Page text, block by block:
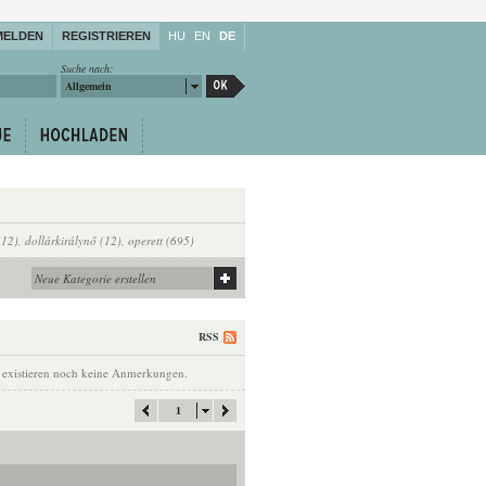
REGISTRIEREN HU EN DE
Suche nach:
Allgemein
, dollárkirálynő (12), operett (695)
RSS
noch keine Anmerkungen.
1